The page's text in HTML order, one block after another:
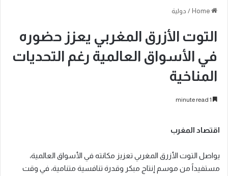
/ دولية
التوت الأزرق المغربي يعزز حضوره
في الأسواق العالمية رغم التحديات
المناخية
اقتصاد المغرب
يواصل التوت الأزرق المغربي تعزيز مكانته في الأسواق العالمية،
مستفيداً من موسم إنتاج مبكر وقدرة تنافسية متنامية، في وقت